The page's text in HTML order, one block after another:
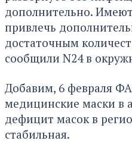
дополнительно.
привлечь
достаточным
сообщили N24 в
Добавим, 6 февраля
медицинские маски в
дефицит масок в
стабильная.